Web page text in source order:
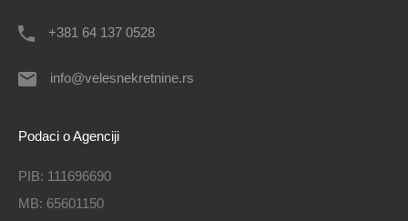
+381 64 137 0528
info@velesnekretnine.rs
Podaci o Agenciji
PIB: 111696690
MB: 65601150